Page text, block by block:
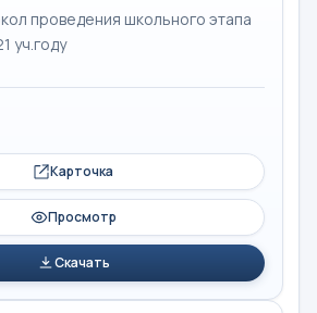
проведения школьного этапа
уч.году
Карточка
Просмотр
Скачать